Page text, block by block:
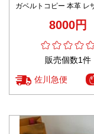
ガベルトコピー 本革 レ
8000円
販売個数1件
佐川急便